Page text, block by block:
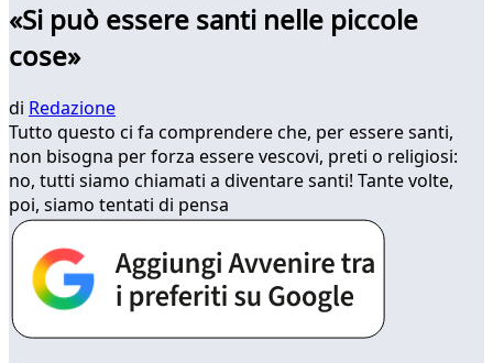
«Si può essere santi nelle piccole
cose»
di Redazione
​Tutto questo ci fa comprendere che, per essere santi,
non bisogna per forza essere vescovi, preti o religiosi:
no, tutti siamo chiamati a diventare santi! Tante volte,
poi, siamo tentati di pensa